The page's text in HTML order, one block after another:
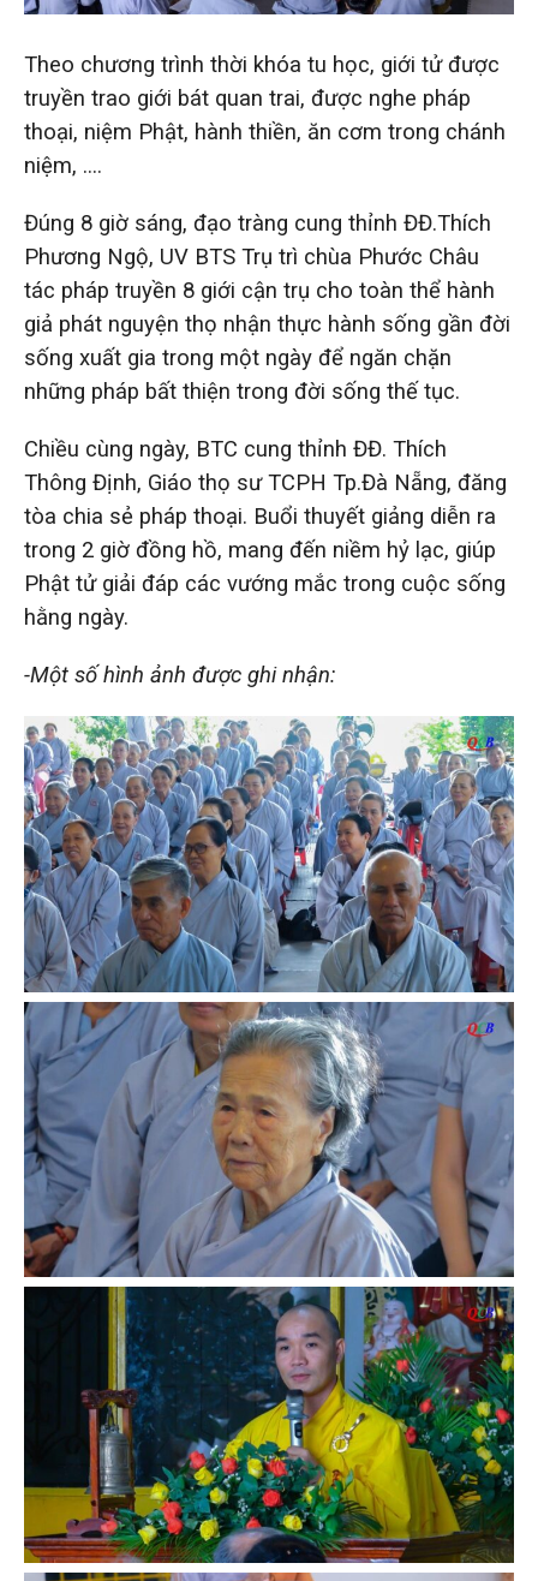
Theo chương trình thời khóa tu học, giới tử được
truyền trao giới bát quan trai, được nghe pháp
thoại, niệm Phật, hành thiền, ăn cơm trong chánh
niệm, ….
Đúng 8 giờ sáng, đạo tràng cung thỉnh ĐĐ.Thích
Phương Ngộ, UV BTS Trụ trì chùa Phước Châu
tác pháp truyền 8 giới cận trụ cho toàn thể hành
giả phát nguyện thọ nhận thực hành sống gần đời
sống xuất gia trong một ngày để ngăn chặn
những pháp bất thiện trong đời sống thế tục.
Chiều cùng ngày, BTC cung thỉnh ĐĐ. Thích
Thông Định, Giáo thọ sư TCPH Tp.Đà Nẵng, đăng
tòa chia sẻ pháp thoại. Buổi thuyết giảng diễn ra
trong 2 giờ đồng hồ, mang đến niềm hỷ lạc, giúp
Phật tử giải đáp các vướng mắc trong cuộc sống
hằng ngày.
-Một số hình ảnh được ghi nhận: